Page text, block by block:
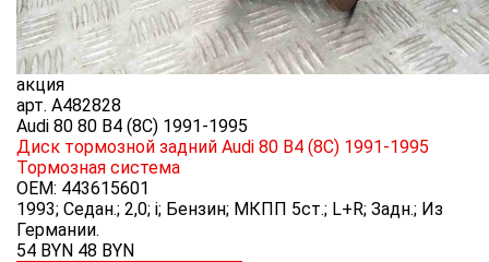
акция
арт. A482828
Audi 80 80 B4 (8C) 1991-1995
Диск тормозной задний Audi 80 B4 (8C) 1991-1995
Тормозная система
OEM: 443615601
1993; Седан.; 2,0; i; Бензин; МКПП 5ст.; L+R; Задн.; Из
Германии.
54 BYN 48 BYN